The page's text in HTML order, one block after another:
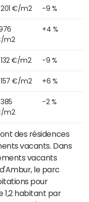
201 €/m2 -9 %
m2
+4 %
132 €/m2 -9 %
157 €/m2 +6 %
m2
-2 %
des résidences
vacants. Dans
vacants
le parc
pour
1,2 habitant par